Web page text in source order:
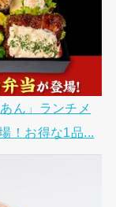
ん」ランチメ
！お得な1品...